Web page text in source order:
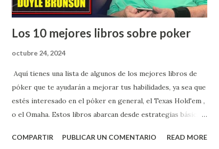
Los 10 mejores libros sobre poker
octubre 24, 2024
Aquí tienes una lista de algunos de los mejores libros de
póker que te ayudarán a mejorar tus habilidades, ya sea que
estés interesado en el póker en general, el Texas Hold'em ,
o el Omaha. Estos libros abarcan desde estrategias básicas
por expertos en el campo. ### **1. "Super System: A
COMPARTIR PUBLICAR UN COMENTARIO READ MORE